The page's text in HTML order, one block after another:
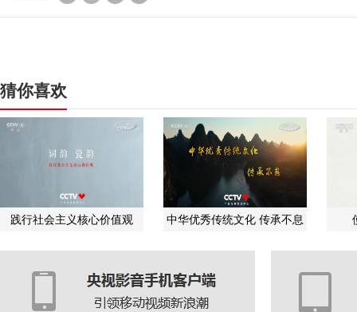
猜你喜欢
践行社会主义核心价值观 中华优秀传统文化 传承不息